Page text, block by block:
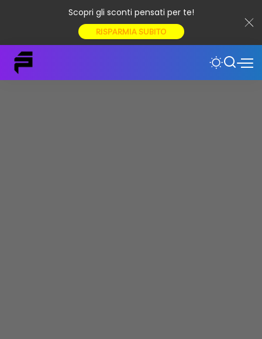
Scopri gli sconti pensati per te!
RISPARMIA SUBITO